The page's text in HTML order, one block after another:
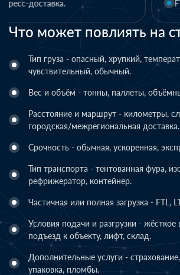
Что может повлиять на
Тип груза - опасный, хрупкий,
чувствительный, обычный.
Вес и объём - тонны, паллеты,
Расстояние и маршрут - километры,
городская/межрегиональная доставка.
Срочность - обычная, ускоренная,
Тип транспорта - тентованная фура,
рефрижератор, контейнер.
Частичная или полная загрузка - FTL,
Условия подачи и разгрузки - жёсткое
подъезд к объекту, лифт, склад.
Дополнительные услуги -
упаковка, пломбы.
FTL доставка